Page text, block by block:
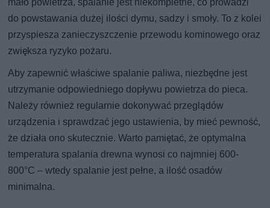
mało powietrza, spalanie jest niekompletne, co prowadzi
do powstawania dużej ilości dymu, sadzy i smoły. To z kolei
przyspiesza zanieczyszczenie przewodu kominowego oraz
zwiększa ryzyko pożaru.
Aby zapewnić właściwe spalanie paliwa, niezbędne jest
utrzymanie odpowiedniego dopływu powietrza do pieca.
Należy również regularnie dokonywać przeglądów
urządzenia i sprawdzać jego ustawienia, by mieć pewność,
że działa ono skutecznie. Warto pamiętać, że optymalna
temperatura spalania drewna wynosi co najmniej 600-
800°C – wtedy spalanie jest pełne, a ilość osadów
minimalna.